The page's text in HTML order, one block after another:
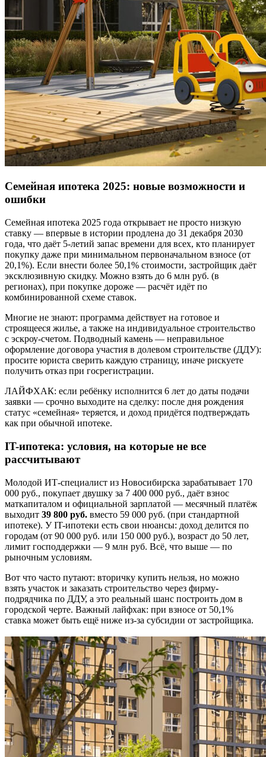
Семейная ипотека 2025: новые возможности и
ошибки
Семейная ипотека 2025 года открывает не просто низкую
ставку — впервые в истории продлена до 31 декабря 2030
года, что даёт 5-летий запас времени для всех, кто планирует
покупку даже при минимальном первоначальном взносе (от
20,1%). Если внести более 50,1% стоимости, застройщик даёт
эксклюзивную скидку. Можно взять до 6 млн руб. (в
регионах), при покупке дороже — расчёт идёт по
комбинированной схеме ставок.
Многие не знают: программа действует на готовое и
строящееся жилье, а также на индивидуальное строительство
с эскроу-счетом. Подводный камень — неправильное
оформление договора участия в долевом строительстве (ДДУ):
просите юриста сверить каждую страницу, иначе рискуете
получить отказ при госрегистрации.
ЛАЙФХАК: если ребёнку исполнится 6 лет до даты подачи
заявки — срочно выходите на сделку: после дня рождения
статус «семейная» теряется, и доход придётся подтверждать
как при обычной ипотеке.
IT-ипотека: условия, на которые не все
рассчитывают
Молодой ИТ-специалист из Новосибирска зарабатывает 170
000 руб., покупает двушку за 7 400 000 руб., даёт взнос
маткапиталом и официальной зарплатой — месячный платёж
выходит 39 800 руб. вместо 59 000 руб. (при стандартной
ипотеке). У IT-ипотеки есть свои нюансы: доход делится по
городам (от 90 000 руб. или 150 000 руб.), возраст до 50 лет,
лимит господдержки — 9 млн руб. Всё, что выше — по
рыночным условиям.
Вот что часто путают: вторичку купить нельзя, но можно
взять участок и заказать строительство через фирму-
подрядчика по ДДУ, а это реальный шанс построить дом в
городской черте. Важный лайфхак: при взносе от 50,1%
ставка может быть ещё ниже из-за субсидии от застройщика.